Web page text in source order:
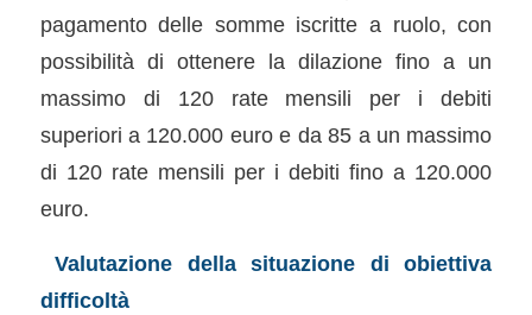
pagamento delle somme iscritte a ruolo, con
possibilità di ottenere la dilazione fino a un
massimo di 120 rate mensili per i debiti
superiori a 120.000 euro e da 85 a un massimo
di 120 rate mensili per i debiti fino a 120.000
euro.
Valutazione della situazione di obiettiva
difficoltà